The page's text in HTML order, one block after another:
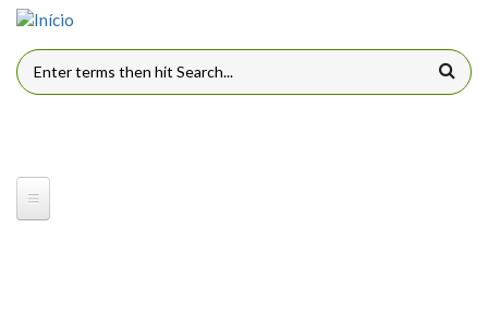
Pular para o conteúdo principal
FORMULÁRIO DE BUSCA